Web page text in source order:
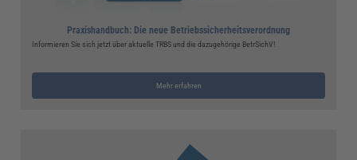
Praxishandbuch: Die neue Betriebssicherheitsverordnung
Informieren Sie sich jetzt über aktuelle TRBS und die dazugehörige BetrSichV!
Mehr erfahren